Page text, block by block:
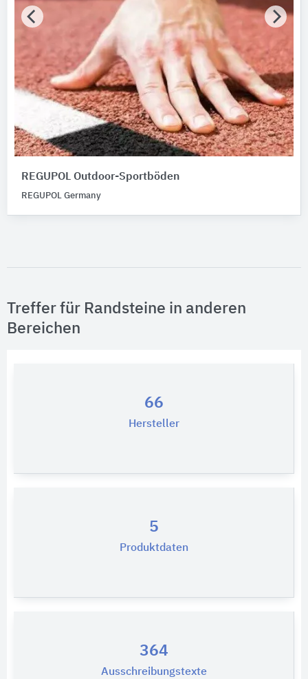
REGUPOL Outdoor-Sportböden
REGUPOL Germany
Treffer für Randsteine in anderen
Bereichen
66
Hersteller
5
Produktdaten
364
Ausschreibungstexte